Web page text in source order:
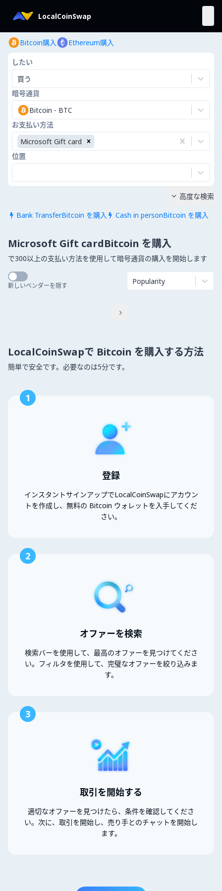
LocalCoinSwap
Bitcoin購入 Ethereum購入
したい
買う
暗号通貨
Bitcoin - BTC
お支払い方法
Microsoft Gift card
位置
 Bank TransferBitcoin を購入  Cash in personBitcoin を購入
 高度な検索
Microsoft Gift cardBitcoin を購入
で300以上の支払い方法を使用して暗号通貨の購入を開始します
新しいベンダーを隠す Popularity

LocalCoinSwapで Bitcoin を購入する方法
簡単で安全です。必要なのは5分です。
1
登録
インスタントサインアップでLocalCoinSwapにアカウン
トを作成し、無料の Bitcoin ウォレットを入手してくだ
さい。
2
オファーを検索
検索バーを使用して、最高のオファーを見つけてくださ
い。フィルタを使用して、完璧なオファーを絞り込みま
す。
3
取引を開始する
適切なオファーを見つけたら、条件を確認してくださ
い。次に、取引を開始し、売り手とのチャットを開始し
ます。